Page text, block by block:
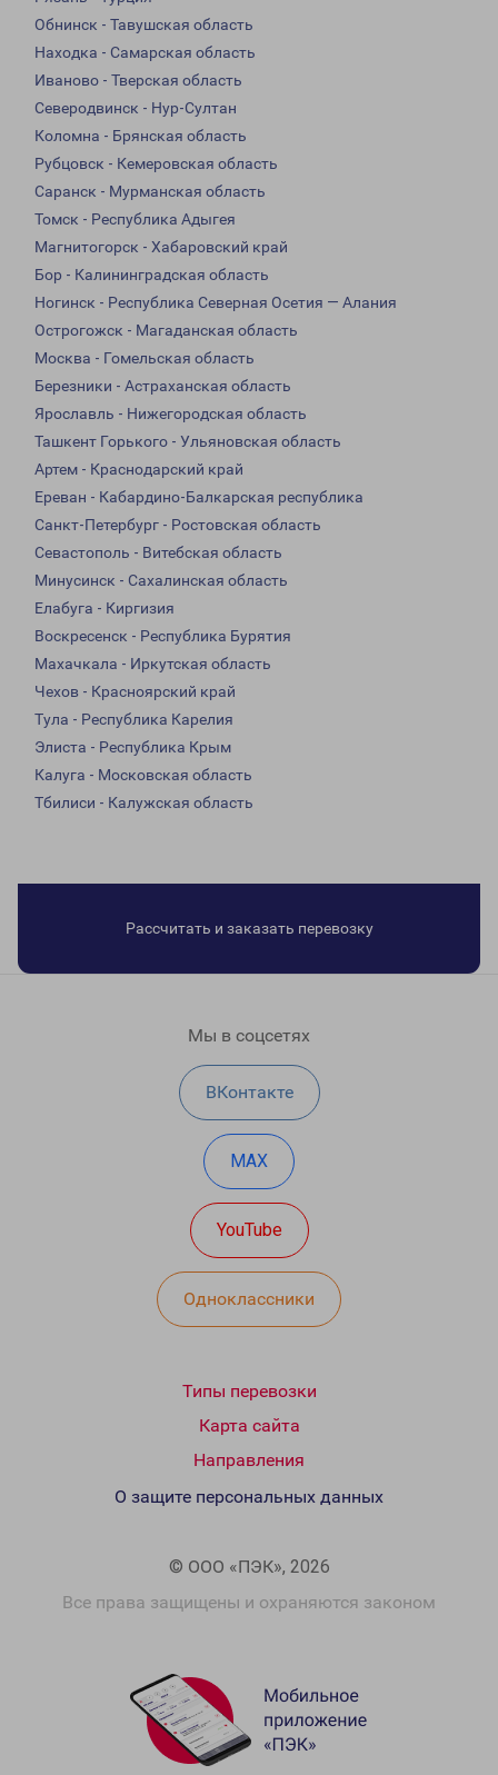
Обнинск - Тавушская область
Находка - Самарская область
Иваново - Тверская область
Северодвинск - Нур-Султан
Коломна - Брянская область
Рубцовск - Кемеровская область
Саранск - Мурманская область
Томск - Республика Адыгея
Магнитогорск - Хабаровский край
Бор - Калининградская область
Ногинск - Республика Северная Осетия — Алания
Острогожск - Магаданская область
Москва - Гомельская область
Березники - Астраханская область
Ярославль - Нижегородская область
Ташкент Горького - Ульяновская область
Артем - Краснодарский край
Ереван - Кабардино-Балкарская республика
Санкт-Петербург - Ростовская область
Севастополь - Витебская область
Минусинск - Сахалинская область
Елабуга - Киргизия
Воскресенск - Республика Бурятия
Махачкала - Иркутская область
Чехов - Красноярский край
Тула - Республика Карелия
Элиста - Республика Крым
Калуга - Московская область
Тбилиси - Калужская область
Рассчитать и заказать перевозку
Мы в соцсетях
ВКонтакте
MAX
YouTube
Одноклассники
Типы перевозки
Карта сайта
Направления
© ООО «ПЭК», 2026
Все права защищены и охраняются законом
О защите персональных данных